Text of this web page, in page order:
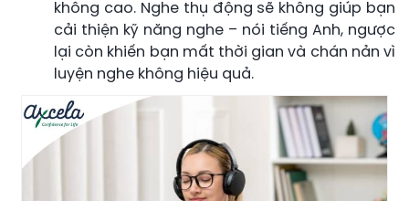
không cao. Nghe thụ động sẽ không giúp bạn
cải thiện kỹ năng nghe – nói tiếng Anh, ngược
lại còn khiến bạn mất thời gian và chán nản vì
luyện nghe không hiệu quả.